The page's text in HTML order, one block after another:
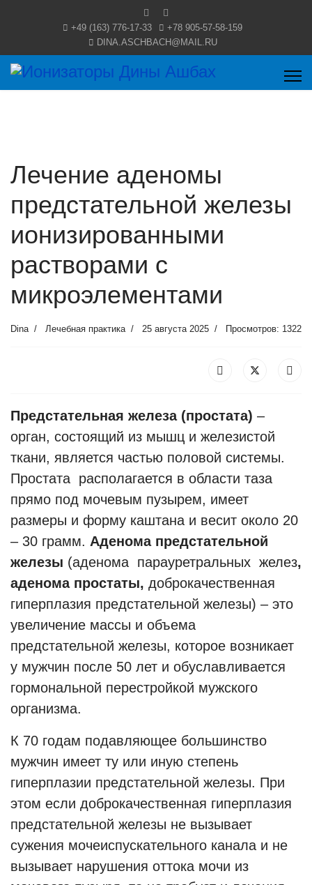
+49 (163) 776-17-33
+78 905-57-58-159
DINA.ASCHBACH@MAIL.RU
Лечение аденомы
предстательной железы
ионизированными
растворами с
микроэлементами
Dina Лечебная практика 25 августа 2025 Просмотров: 1322
Предстательная железа (простата) –
орган, состоящий из мышц и железистой
ткани, является частью половой системы.
Простата располагается в области таза
прямо под мочевым пузырем, имеет
размеры и форму каштана и весит около 20
– 30 грамм. Аденома предстательной
железы (аденома парауретральных желез,
аденома простаты, доброкачественная
гиперплазия предстательной железы) – это
увеличение массы и объема
предстательной железы, которое возникает
у мужчин после 50 лет и обуславливается
гормональной перестройкой мужского
организма.
К 70 годам подавляющее большинство
мужчин имеет ту или иную степень
гиперплазии предстательной железы. При
этом если доброкачественная гиперплазия
предстательной железы не вызывает
сужения мочеиспускательного канала и не
вызывает нарушения оттока мочи из